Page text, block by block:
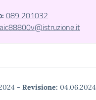
089 201032
- Revisione: 04.06.2024